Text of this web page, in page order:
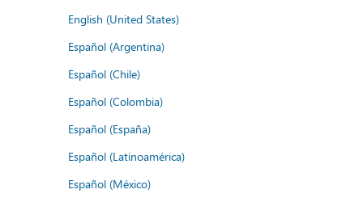
English (United States)
Español (Argentina)
Español (Chile)
Español (Colombia)
Español (España)
Español (Latinoamérica)
Español (México)